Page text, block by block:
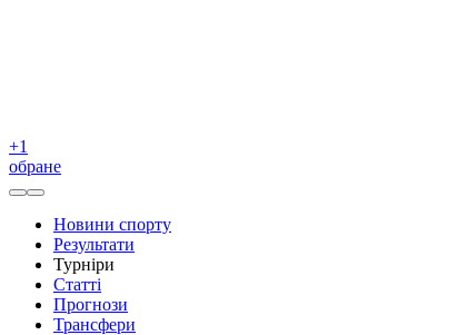
+1
обране
Новини спорту
Результати
Турніри
Статті
Прогнози
Трансфери